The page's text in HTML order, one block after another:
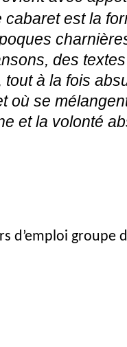
est la
des
à la fois
où se
et la volonté
d’emploi groupe